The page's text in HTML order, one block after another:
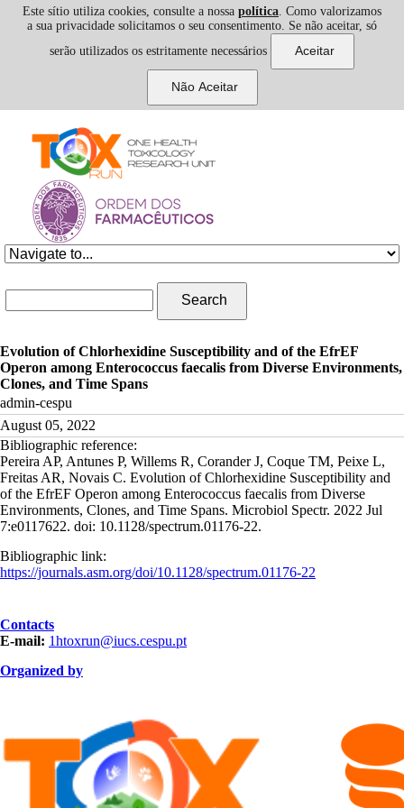
Este sítio utiliza cookies, consulte a nossa política. Como valorizamos
a sua privacidade solicitamos o seu consentimento. Se não aceitar, só
serão utilizados os estritamente necessários
Search form
Search
Evolution of Chlorhexidine Susceptibility and of the EfrEF
Operon among Enterococcus faecalis from Diverse Environments,
Clones, and Time Spans
admin-cespu
August 05, 2022
Bibliographic reference:
Pereira AP, Antunes P, Willems R, Corander J, Coque TM, Peixe L,
Freitas AR, Novais C. Evolution of Chlorhexidine Susceptibility and
of the EfrEF Operon among Enterococcus faecalis from Diverse
Environments, Clones, and Time Spans. Microbiol Spectr. 2022 Jul
7:e0117622. doi: 10.1128/spectrum.01176-22.
Bibliographic link:
https://journals.asm.org/doi/10.1128/spectrum.01176-22
Contacts
E-mail: 1htoxrun@iucs.cespu.pt
Organized by